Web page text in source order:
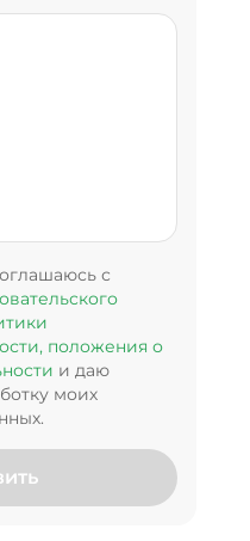
с
положения о
и даю
моих